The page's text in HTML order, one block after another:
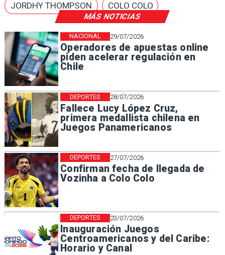
MÁS NOTICIAS
29/07/2026
Operadores de apuestas online
piden acelerar regulación en
Chile
NACIONAL
28/07/2026
Fallece Lucy López Cruz,
primera medallista chilena en
Juegos Panamericanos
DEPORTES
27/07/2026
Confirman fecha de llegada de
Vozinha a Colo Colo
DEPORTES
23/07/2026
Inauguración Juegos
Centroamericanos y del Caribe:
Horario y Canal
DEPORTES
JORDHY THOMPSON
COLO COLO